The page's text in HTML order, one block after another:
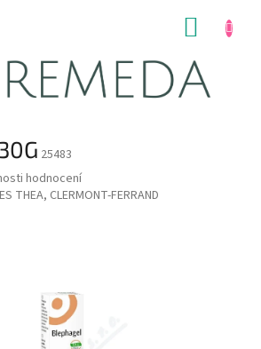
25483
hodnocení
THEA, CLERMONT-FERRAND